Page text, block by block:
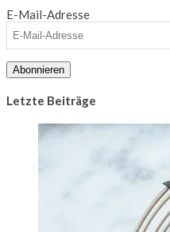
E-Mail-Adresse
Abonnieren
Letzte Beiträge